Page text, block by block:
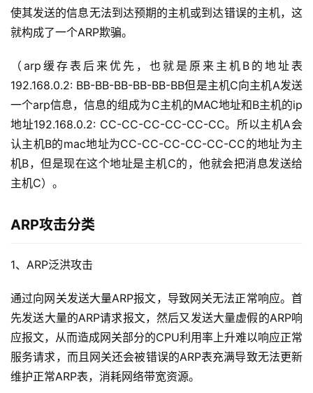
使其发送的信息无法到达预期的主机或到达错误的主机，这
就构成了一个ARP欺骗。
（arp缓存表后来优先，也就是原来主机B的地址表
192.168.0.2: BB-BB-BB-BB-BB-BB但是主机C向主机A发送
一个arp信息，信息的组成为C主机的MAC地址和B主机的ip
地址192.168.0.2: CC-CC-CC-CC-CC-CC。所以主机A会
认主机B的mac地址为CC-CC-CC-CC-CC-CC的地址为主
机B，但是现在这个地址是主机C的，他就会把消息发送给
主机C）。
ARP攻击分类
1、ARP泛洪攻击
通过向网关发送大量ARP报文，导致网关无法正常响应。首
先发送大量的ARP请求报文，然后又发送大量虚假的ARP响
应报文，从而造成网关部分的CPU利用率上升难以响应正常
服务请求，而且网关还会被错误的ARP表充满导致无法更新
维护正常ARP表，消耗网络带宽资源。